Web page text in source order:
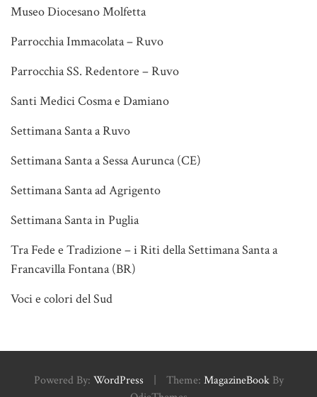
Museo Diocesano Molfetta
Parrocchia Immacolata – Ruvo
Parrocchia SS. Redentore – Ruvo
Santi Medici Cosma e Damiano
Settimana Santa a Ruvo
Settimana Santa a Sessa Aurunca (CE)
Settimana Santa ad Agrigento
Settimana Santa in Puglia
Tra Fede e Tradizione – i Riti della Settimana Santa a
Francavilla Fontana (BR)
Voci e colori del Sud
Powered By: WordPress Theme: MagazineBookBy